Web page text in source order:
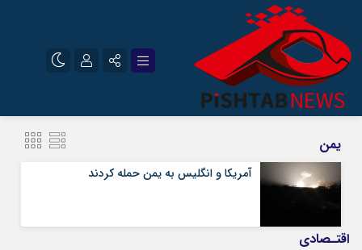
سروش
یمن
آمریکا و انگلیس به یمن حمله کردند
اقتـصادی